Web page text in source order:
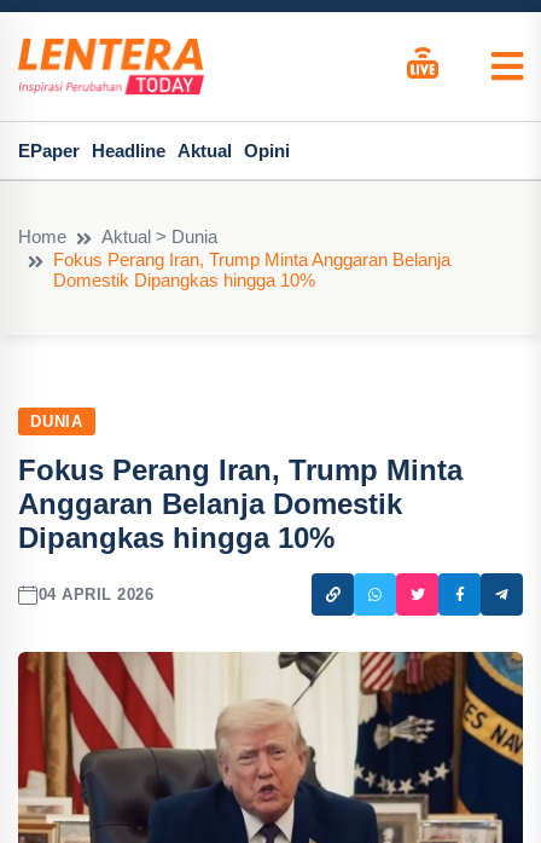
EPaper Headline Aktual Opini
Home
Aktual > Dunia
Fokus Perang Iran, Trump Minta Anggaran Belanja
Domestik Dipangkas hingga 10%
DUNIA
Fokus Perang Iran, Trump Minta
Anggaran Belanja Domestik
Dipangkas hingga 10%
04 APRIL 2026